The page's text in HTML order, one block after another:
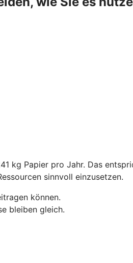
kg Papier pro Jahr. Das
sinnvoll einzusetzen.
können.
bleiben gleich.